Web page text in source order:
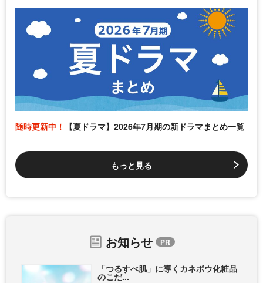
随時更新中！ 【夏ドラマ】2026年7月期の新ドラマまとめ一覧
もっと見る
お知らせ
「つるすべ肌」に導くカネボウ化粧品
のこだ...